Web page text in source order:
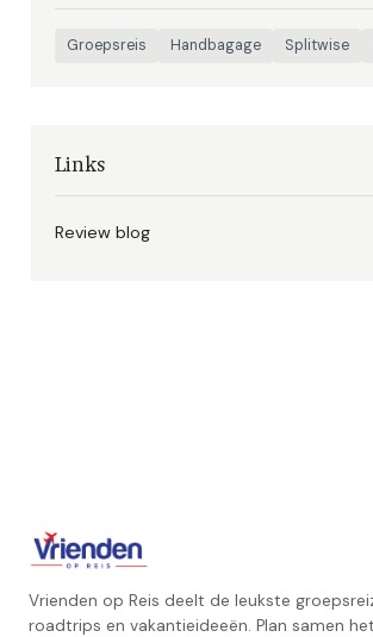
Groepsreis Handbagage Splitwise
Links
Review blog
Vrienden op Reis deelt de leukste
roadtrips en vakantieideeën. Plan samen het